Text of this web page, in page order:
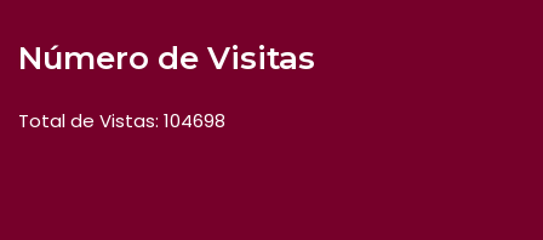
Número de Visitas
Total de Vistas: 104698